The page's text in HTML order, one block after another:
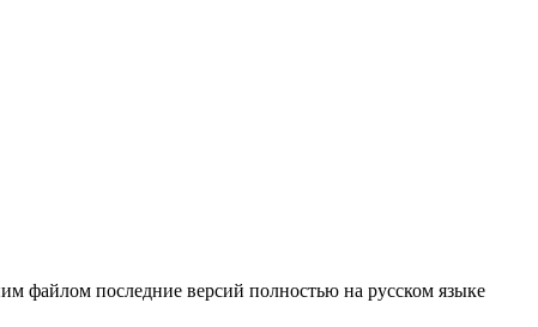
файлом последние версий полностью на русском языке